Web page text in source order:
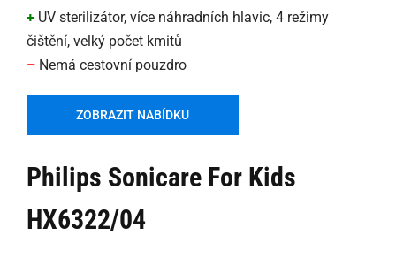
+ UV sterilizátor, více náhradních hlavic, 4 režimy
čištění, velký počet kmitů
– Nemá cestovní pouzdro
ZOBRAZIT NABÍDKU
Philips Sonicare For Kids
HX6322/04